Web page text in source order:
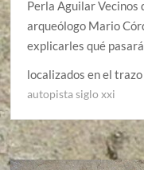
Perla Aguilar
arqueólogo Mario
explicarles qué
localizados en el
autopista siglo xxi